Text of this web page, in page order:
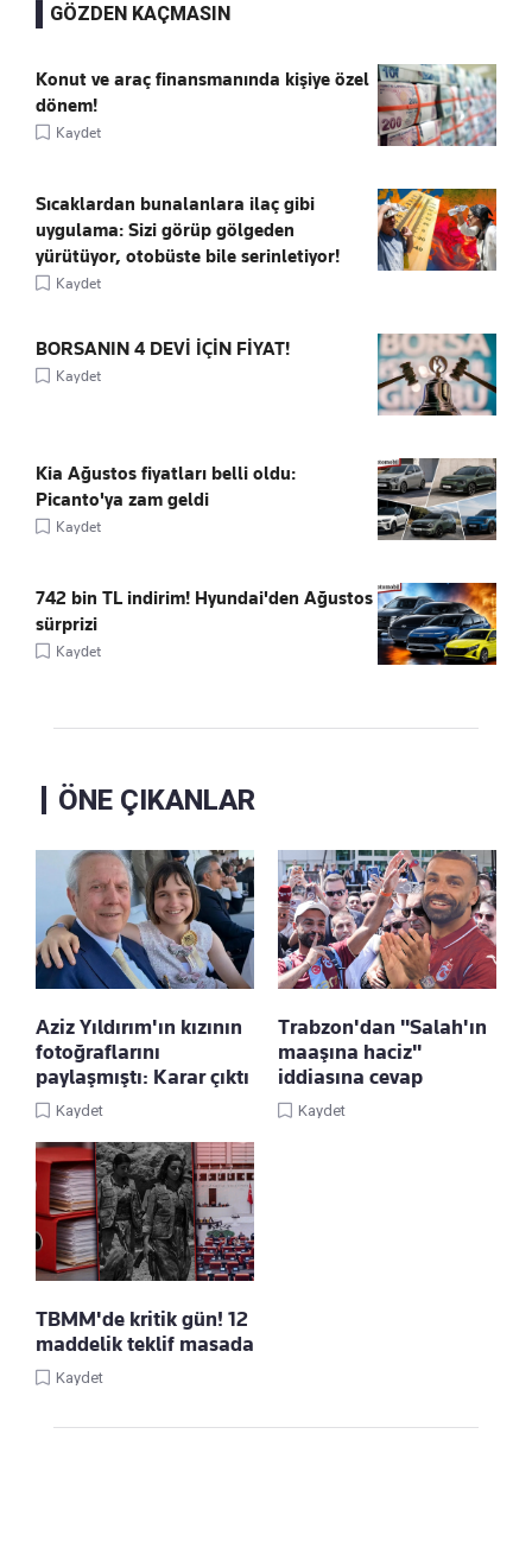
GÖZDEN KAÇMASIN
Konut ve araç finansmanında kişiye özel
dönem!
Kaydet
Sıcaklardan bunalanlara ilaç gibi
uygulama: Sizi görüp gölgeden
yürütüyor, otobüste bile serinletiyor!
Kaydet
BORSANIN 4 DEVİ İÇİN FİYAT!
Kaydet
Kia Ağustos fiyatları belli oldu:
Picanto'ya zam geldi
Kaydet
742 bin TL indirim! Hyundai'den Ağustos
sürprizi
Kaydet
ÖNE ÇIKANLAR
Aziz Yıldırım'ın kızının
fotoğraflarını
paylaşmıştı: Karar çıktı
Kaydet
Trabzon'dan "Salah'ın
maaşına haciz"
iddiasına cevap
Kaydet
TBMM'de kritik gün! 12
maddelik teklif masada
Kaydet